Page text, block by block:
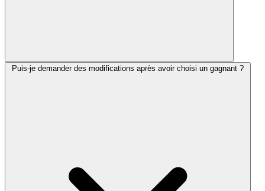
Puis-je demander des modifications après avoir choisi un gagnant ?